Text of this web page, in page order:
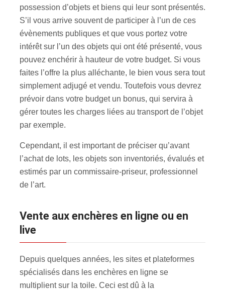
possession d’objets et biens qui leur sont présentés.
S’il vous arrive souvent de participer à l’un de ces
évènements publiques et que vous portez votre
intérêt sur l’un des objets qui ont été présenté, vous
pouvez enchérir à hauteur de votre budget. Si vous
faites l’offre la plus alléchante, le bien vous sera tout
simplement adjugé et vendu. Toutefois vous devrez
prévoir dans votre budget un bonus, qui servira à
gérer toutes les charges liées au transport de l’objet
par exemple.
Cependant, il est important de préciser qu’avant
l’achat de lots, les objets son inventoriés, évalués et
estimés par un commissaire-priseur, professionnel
de l’art.
Vente aux enchères en ligne ou en
live
Depuis quelques années, les sites et plateformes
spécialisés dans les enchères en ligne se
multiplient sur la toile. Ceci est dû à la